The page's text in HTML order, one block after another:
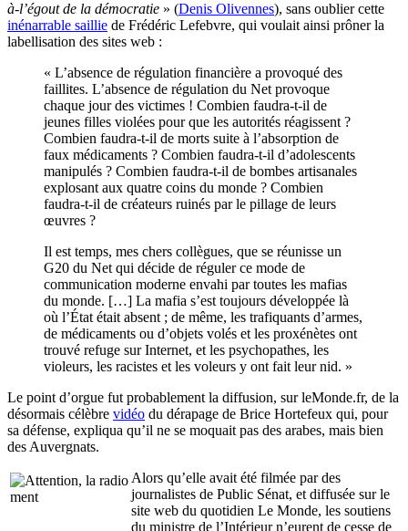
à-l’égout de la démocratie » (Denis Olivennes), sans oublier cette
inénarrable saillie de Frédéric Lefebvre, qui voulait ainsi prôner la
labellisation des sites web :
« L’absence de régulation financière a provoqué des
faillites. L’absence de régulation du Net provoque
chaque jour des victimes ! Combien faudra-t-il de
jeunes filles violées pour que les autorités réagissent ?
Combien faudra-t-il de morts suite à l’absorption de
faux médicaments ? Combien faudra-t-il d’adolescents
manipulés ? Combien faudra-t-il de bombes artisanales
explosant aux quatre coins du monde ? Combien
faudra-t-il de créateurs ruinés par le pillage de leurs
œuvres ?
Il est temps, mes chers collègues, que se réunisse un
G20 du Net qui décide de réguler ce mode de
communication moderne envahi par toutes les mafias
du monde. […] La mafia s’est toujours développée là
où l’État était absent ; de même, les trafiquants d’armes,
de médicaments ou d’objets volés et les proxénètes ont
trouvé refuge sur Internet, et les psychopathes, les
violeurs, les racistes et les voleurs y ont fait leur nid. »
Le point d’orgue fut probablement la diffusion, sur leMonde.fr, de la
désormais célèbre vidéo du dérapage de Brice Hortefeux qui, pour
sa défense, expliqua qu’il ne se moquait pas des arabes, mais bien
des Auvergnats.
Alors qu’elle avait été filmée par des
journalistes de Public Sénat, et diffusée sur le
site web du quotidien Le Monde, les soutiens
du ministre de l’Intérieur n’eurent de cesse de